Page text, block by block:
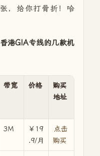
，给你打骨折！哈
港GIA专线的几款机
带宽 价格
购买
地址
3M
￥19
.9/月
点击
购买